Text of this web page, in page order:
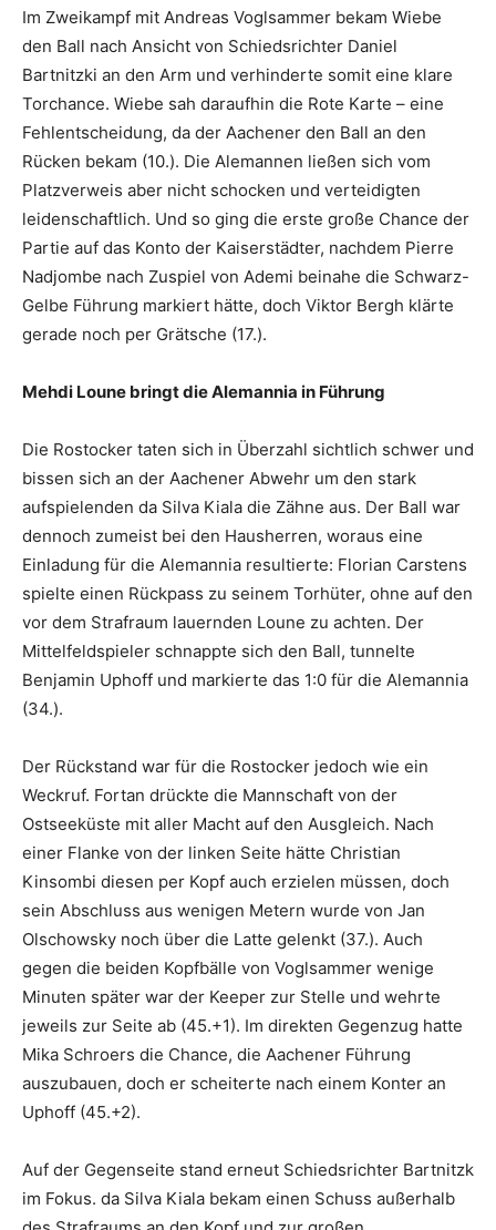
Im Zweikampf mit Andreas Voglsammer bekam Wiebe
den Ball nach Ansicht von Schiedsrichter Daniel
Bartnitzki an den Arm und verhinderte somit eine klare
Torchance. Wiebe sah daraufhin die Rote Karte – eine
Fehlentscheidung, da der Aachener den Ball an den
Rücken bekam (10.). Die Alemannen ließen sich vom
Platzverweis aber nicht schocken und verteidigten
leidenschaftlich. Und so ging die erste große Chance der
Partie auf das Konto der Kaiserstädter, nachdem Pierre
Nadjombe nach Zuspiel von Ademi beinahe die Schwarz-
Gelbe Führung markiert hätte, doch Viktor Bergh klärte
gerade noch per Grätsche (17.).
Mehdi Loune bringt die Alemannia in Führung
Die Rostocker taten sich in Überzahl sichtlich schwer und
bissen sich an der Aachener Abwehr um den stark
aufspielenden da Silva Kiala die Zähne aus. Der Ball war
dennoch zumeist bei den Hausherren, woraus eine
Einladung für die Alemannia resultierte: Florian Carstens
spielte einen Rückpass zu seinem Torhüter, ohne auf den
vor dem Strafraum lauernden Loune zu achten. Der
Mittelfeldspieler schnappte sich den Ball, tunnelte
Benjamin Uphoff und markierte das 1:0 für die Alemannia
(34.).
Der Rückstand war für die Rostocker jedoch wie ein
Weckruf. Fortan drückte die Mannschaft von der
Ostseeküste mit aller Macht auf den Ausgleich. Nach
einer Flanke von der linken Seite hätte Christian
Kinsombi diesen per Kopf auch erzielen müssen, doch
sein Abschluss aus wenigen Metern wurde von Jan
Olschowsky noch über die Latte gelenkt (37.). Auch
gegen die beiden Kopfbälle von Voglsammer wenige
Minuten später war der Keeper zur Stelle und wehrte
jeweils zur Seite ab (45.+1). Im direkten Gegenzug hatte
Mika Schroers die Chance, die Aachener Führung
auszubauen, doch er scheiterte nach einem Konter an
Uphoff (45.+2).
Auf der Gegenseite stand erneut Schiedsrichter Bartnitzk
im Fokus. da Silva Kiala bekam einen Schuss außerhalb